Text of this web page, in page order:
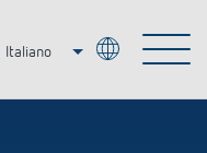
Italiano
Deutsch